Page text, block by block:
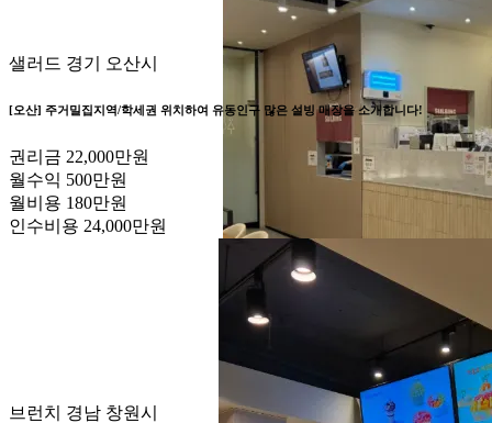
샐러드 경기 오산시
[오산] 주거밀집지역/학세권 위치하여 유동인구 많은 설빙 매장을 소개합니다!
권리금 22,000만원
월수익 500만원
월비용 180만원
인수비용 24,000만원
브런치 경남 창원시